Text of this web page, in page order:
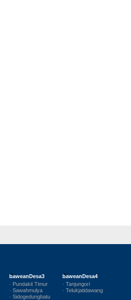
baweanDesa3
· Pundakit Timur
· Sawahmulya
· Sidogedungbatu
baweanDesa4
· Tanjungori
· Telukjatidawang